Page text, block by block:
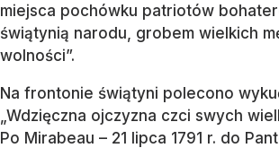
miejsca pochówku patriotów
świątynią narodu, grobem wielkich
wolności”.
Na frontonie świątyni polecono
„Wdzięczna ojczyzna czci swych
Po Mirabeau – 21 lipca 1791 r. do